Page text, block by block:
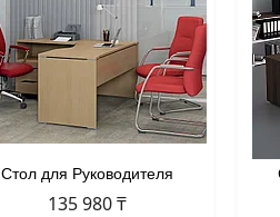
Стол для Руководителя
135 980 ₸